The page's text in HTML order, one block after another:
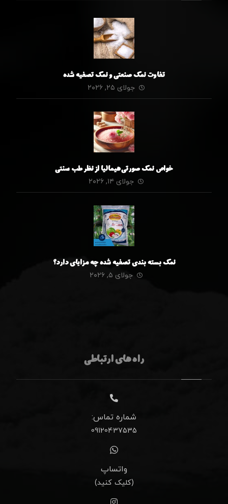
تفاوت نمک صنعتی و نمک تصفیه شده
جولای ۲۵, ۲۰۲۶
خواص نمک صورتی هیمالیا از نظر طب سنتی
جولای ۱۴, ۲۰۲۶
نمک بسته بندی تصفیه شده چه مزایای دارد؟
جولای ۵, ۲۰۲۶
راه های ارتباطی
شماره تماس:
09120437535
واتساپ
(کلیک کنید)